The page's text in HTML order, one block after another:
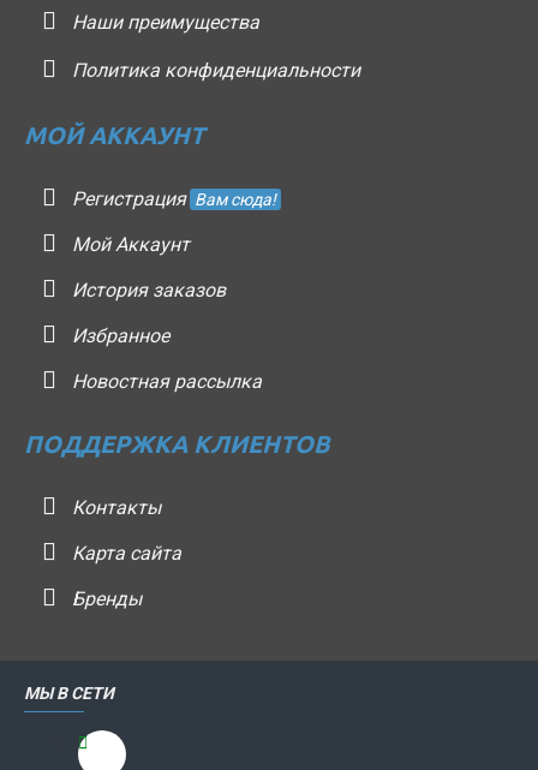
Наши преимущества
Политика конфиденциальности
МОЙ АККАУНТ
Регистрация Вам сюда!
Мой Аккаунт
История заказов
Избранное
Новостная рассылка
ПОДДЕРЖКА КЛИЕНТОВ
Контакты
Карта сайта
Бренды
МЫ В СЕТИ